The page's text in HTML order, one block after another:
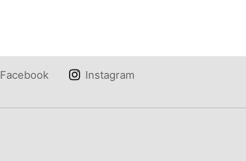
Facebook Instagram